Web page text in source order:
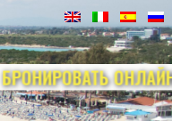
БРОНИРОВАТЬ ОНЛАЙН